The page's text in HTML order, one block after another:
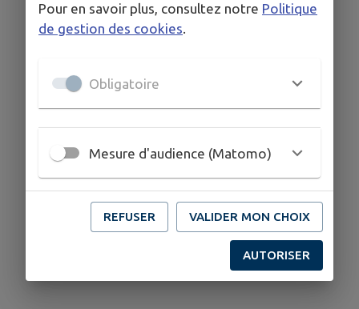
Pour en savoir plus, consultez notre Politique
de gestion des cookies.
Obligatoire
Mesure d'audience (Matomo)
REFUSER VALIDER MON CHOIX
AUTORISER